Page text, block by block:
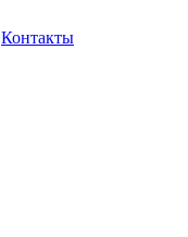
Контакты